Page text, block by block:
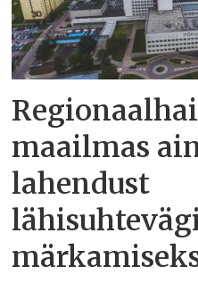
maailmas
lahendust